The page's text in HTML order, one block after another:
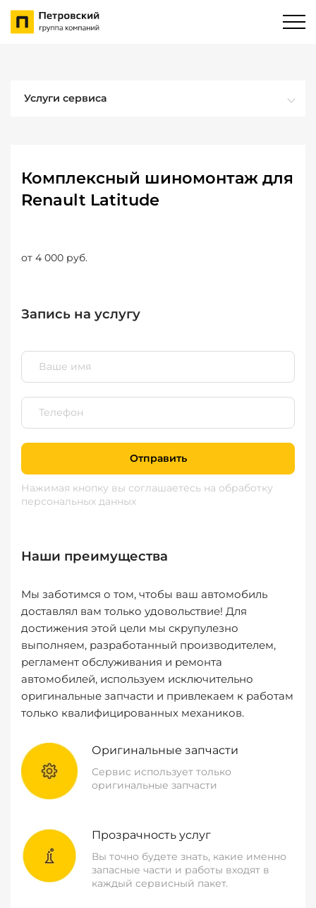
Услуги сервиса
Комплексный шиномонтаж для
Renault Latitude
от 4 000 руб.
Запись на услугу
Отправить
Нажимая кнопку вы соглашаетесь на обработку
персональных данных
Наши преимущества
Мы заботимся о том, чтобы ваш автомобиль
доставлял вам только удовольствие! Для
достижения этой цели мы скрупулезно
выполняем, разработанный производителем,
регламент обслуживания и ремонта
автомобилей, используем исключительно
оригинальные запчасти и привлекаем к работам
только квалифицированных механиков.
Оригинальные запчасти
Сервис использует только
оригинальные запчасти
Прозрачность услуг
Вы точно будете знать, какие именно
запасные части и работы входят в
каждый сервисный пакет.